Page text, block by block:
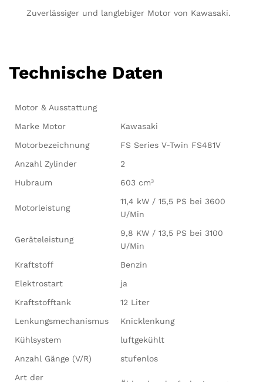
Zuverlässiger und langlebiger Motor von Kawasaki.
Technische Daten
Motor & Ausstattung
Marke Motor
Kawasaki
Motorbezeichnung
FS Series V-Twin FS481V
Anzahl Zylinder
2
Hubraum
603 cm³
Motorleistung
11,4 kW / 15,5 PS bei 3600
U/Min
Geräteleistung
9,8 KW / 13,5 PS bei 3100
U/Min
Kraftstoff
Benzin
Elektrostart
ja
Kraftstofftank
12 Liter
Lenkungsmechanismus
Knicklenkung
Kühlsystem
luftgekühlt
Anzahl Gänge (V/R)
stufenlos
Art der